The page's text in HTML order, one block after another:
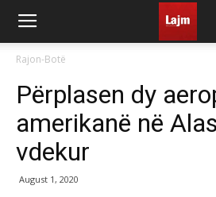
Rajon-Botë
Përplasen dy
amerikanë në
vdekur
August 1, 2020